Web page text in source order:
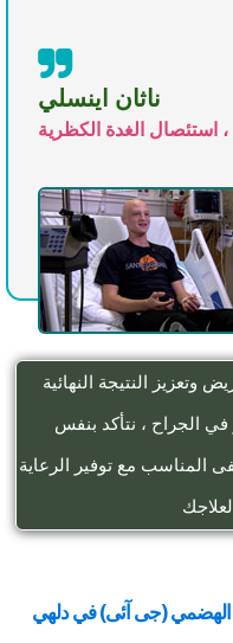
ناثان اينسلي
، استئصال الغدة الكظرية
وتعزيز النتيجة النهائية
الجراح ، نتأكد بنفس
المناسب مع توفير الرعاية